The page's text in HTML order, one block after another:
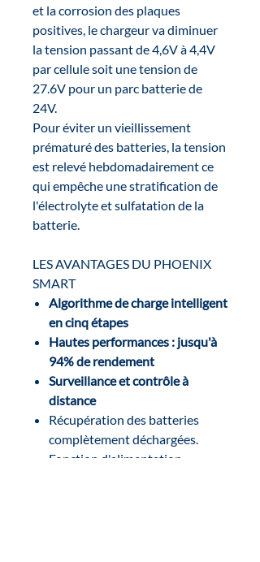
et la corrosion des plaques
positives, le chargeur va diminuer
la tension passant de 4,6V à 4,4V
par cellule soit une tension de
27.6V pour un parc batterie de
24V.
Pour éviter un vieillissement
prématuré des batteries, la tension
est relevé hebdomadairement ce
qui empêche une stratification de
l'électrolyte et sulfatation de la
batterie.
LES AVANTAGES DU PHOENIX
SMART
Algorithme decharge intelligent
en cinqétapes
Hautes performances : jusqu'à
94% de rendement
Surveillance et contrôle à
distance
Récupération des batteries
complètement déchargées.
Fonction d'alimentation